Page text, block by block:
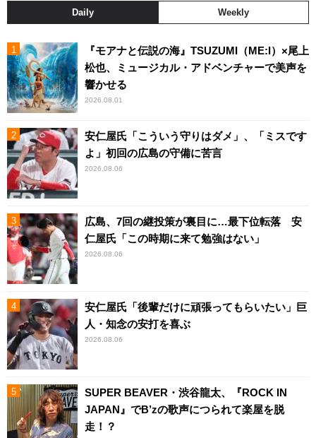
Daily Weekly
『モアナと伝説の海』TSUZUMI（ME:I）×尾上
松也、ミュージカル・アドベンチャーで美声を
響かせる
2026.08.01
安仁屋氏「こういう守りはダメ」、「ミスです
よ」初回の広島の守備に苦言
2026.08.06
広島、7回の継投策が裏目に…最下位転落 安
仁屋氏「この時期に来て勉強はない」
2026.08.06
安仁屋氏「後輩だけに頑張ってもらいたい」巨
人・知念の安打を喜ぶ
2026.08.06
SUPER BEAVER・渋谷龍太、『ROCK IN
JAPAN』でB’zの歌声につられて楽屋を脱
走！？